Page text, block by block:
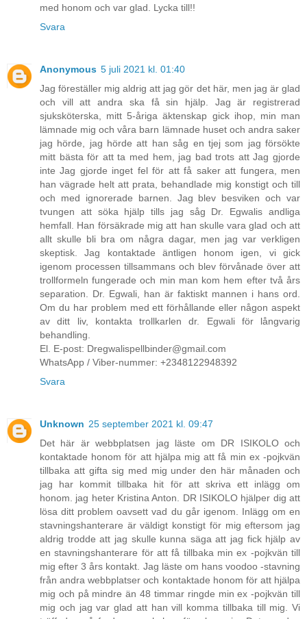
med honom och var glad. Lycka till!!
Svara
Anonymous 5 juli 2021 kl. 01:40
Jag föreställer mig aldrig att jag gör det här, men jag är glad
och vill att andra ska få sin hjälp. Jag är registrerad
sjuksköterska, mitt 5-åriga äktenskap gick ihop, min man
lämnade mig och våra barn lämnade huset och andra saker
jag hörde, jag hörde att han såg en tjej som jag försökte
mitt bästa för att ta med hem, jag bad trots att Jag gjorde
inte Jag gjorde inget fel för att få saker att fungera, men
han vägrade helt att prata, behandlade mig konstigt och till
och med ignorerade barnen. Jag blev besviken och var
tvungen att söka hjälp tills jag såg Dr. Egwalis andliga
hemfall. Han försäkrade mig att han skulle vara glad och att
allt skulle bli bra om några dagar, men jag var verkligen
skeptisk. Jag kontaktade äntligen honom igen, vi gick
igenom processen tillsammans och blev förvånade över att
trollformeln fungerade och min man kom hem efter två års
separation. Dr. Egwali, han är faktiskt mannen i hans ord.
Om du har problem med ett förhållande eller någon aspekt
av ditt liv, kontakta trollkarlen dr. Egwali för långvarig
behandling.
El. E-post: Dregwalispellbinder@gmail.com
WhatsApp / Viber-nummer: +2348122948392
Svara
Unknown 25 september 2021 kl. 09:47
Det här är webbplatsen jag läste om DR ISIKOLO och
kontaktade honom för att hjälpa mig att få min ex -pojkvän
tillbaka att gifta sig med mig under den här månaden och
jag har kommit tillbaka hit för att skriva ett inlägg om
honom. jag heter Kristina Anton. DR ISIKOLO hjälper dig att
lösa ditt problem oavsett vad du går igenom. Inlägg om en
stavningshanterare är väldigt konstigt för mig eftersom jag
aldrig trodde att jag skulle kunna säga att jag fick hjälp av
en stavningshanterare för att få tillbaka min ex -pojkvän till
mig efter 3 års kontakt. Jag läste om hans voodoo -stavning
från andra webbplatser och kontaktade honom för att hjälpa
mig och på mindre än 48 timmar ringde min ex -pojkvän till
mig och jag var glad att han vill komma tillbaka till mig. Vi